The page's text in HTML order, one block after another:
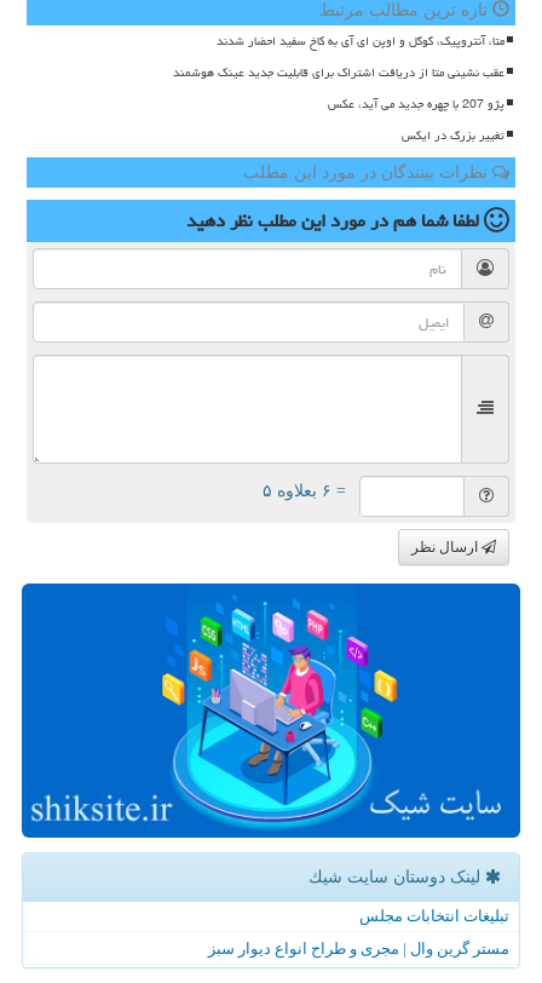
تازه ترین مطالب مرتبط
متا، آنتروپیک، گوگل و اوپن ای آی به کاخ سفید احضار شدند
عقب نشینی متا از دریافت اشتراک برای قابلیت جدید عینک هوشمند
پژو 207 با چهره جدید می آید، عکس
تغییر بزرگ در ایکس
نظرات بینندگان در مورد این مطلب
لطفا شما همدر مورد این مطلبنظر دهید
= ۶ بعلاوه ۵
ارسال نظر
لینک دوستان سایت شیك
تبلیغات انتخابات مجلس
مستر گرین وال | مجری و طراح انواع دیوار سبز